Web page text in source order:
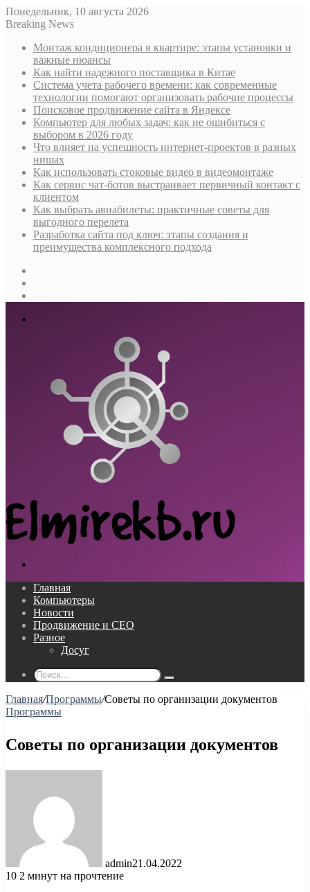
Понедельник, 10 августа 2026
Breaking News
Монтаж кондиционера в квартире: этапы установки и
важные нюансы
Как найти надежного поставщика в Китае
Система учета рабочего времени: как современные
технологии помогают организовать рабочие процессы
Поисковое продвижение сайта в Яндексе
Компьютер для любых задач: как не ошибиться с
выбором в 2026 году
Что влияет на успешность интернет-проектов в разных
нишах
Как использовать стоковые видео в видеомонтаже
Как сервис чат-ботов выстраивает первичный контакт с
клиентом
Как выбрать авиабилеты: практичные советы для
выгодного перелета
Разработка сайта под ключ: этапы создания и
преимущества комплексного подхода
Главная
Компьютеры
Новости
Продвижение и СЕО
Разное
Досуг
Поиск...
Главная/Программы/Советы по организации документов
Программы
Советы по организации документов
admin21.04.2022
10 2 минут на прочтение